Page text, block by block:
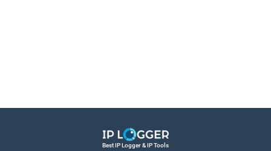
Best IP Logger & IP Tools